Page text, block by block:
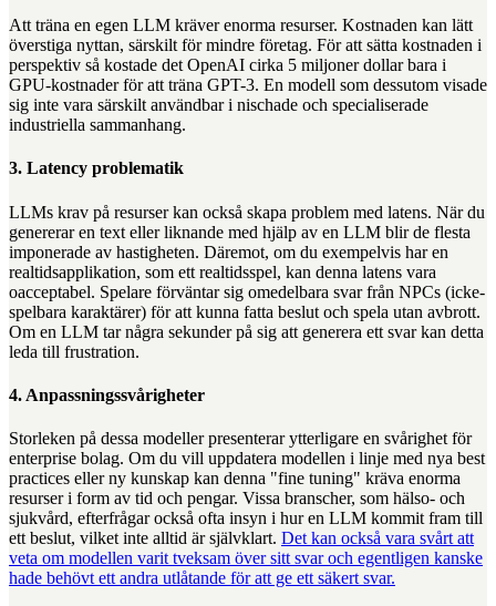
Att träna en egen LLM kräver enorma resurser. Kostnaden kan lätt
överstiga nyttan, särskilt för mindre företag. För att sätta kostnaden i
perspektiv så kostade det OpenAI cirka 5 miljoner dollar bara i
GPU-kostnader för att träna GPT-3. En modell som dessutom visade
sig inte vara särskilt användbar i nischade och specialiserade
industriella sammanhang.
3. Latency problematik
LLMs krav på resurser kan också skapa problem med latens. När du
genererar en text eller liknande med hjälp av en LLM blir de flesta
imponerade av hastigheten. Däremot, om du exempelvis har en
realtidsapplikation, som ett realtidsspel, kan denna latens vara
oacceptabel. Spelare förväntar sig omedelbara svar från NPCs (icke-
spelbara karaktärer) för att kunna fatta beslut och spela utan avbrott.
Om en LLM tar några sekunder på sig att generera ett svar kan detta
leda till frustration.
4. Anpassningssvårigheter
Storleken på dessa modeller presenterar ytterligare en svårighet för
enterprise bolag. Om du vill uppdatera modellen i linje med nya best
practices eller ny kunskap kan denna "fine tuning" kräva enorma
resurser i form av tid och pengar. Vissa branscher, som hälso- och
sjukvård, efterfrågar också ofta insyn i hur en LLM kommit fram till
ett beslut, vilket inte alltid är självklart. Det kan också vara svårt att
veta om modellen varit tveksam över sitt svar och egentligen kanske
hade behövt ett andra utlåtande för att ge ett säkert svar.